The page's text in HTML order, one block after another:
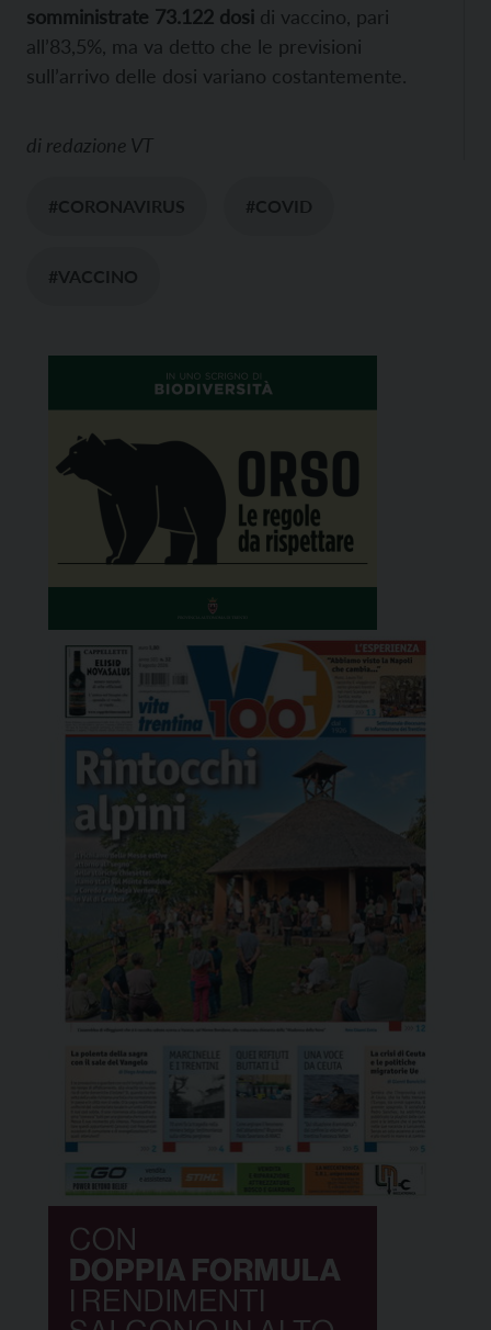
somministrate 73.122 dosi di vaccino, pari
all’83,5%, ma va detto che le previsioni
sull’arrivo delle dosi variano costantemente.
di redazione VT
#CORONAVIRUS #COVID
#VACCINO